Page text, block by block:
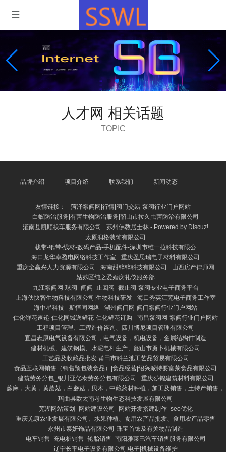
人才网 相关话题
TOPIC
品牌介绍 项目介绍 联系我们 新闻动态
友情链接：
菏泽泵阀网|行情|阀门交易-泵阀行业门户网站
白蚁防治服务|有害生物防治服务|韶山市拉久虫害防治有限公司
灌南县凯顺校车服务有限公司
苏州佛教居士林 - Powered by Discuz!
太原润格装饰有限公司
载带-纸带-线材-数码产品-手机配件-深圳市维一拉科技有限公
海口龙华卓盈电网络科技工作室
重庆圣思瑞电子材料有限公司
重庆全赢兴人力资源有限公司
海南甜锌锌科技有限公司
山西房产律师网
姑苏区纯之爱婚庆礼仪服务部
九江泵阀网-球阀_闸阀_止回阀_截止阀-泵阀专业电子商务平台
上海伙快智生物科技有限公司|生物科技研发
海口秀英江芜电子商务工作室
海中星科技
斯恒同网络
湖州阀门网-阀门泵阀行业门户网站
仁化鲜花速递-仁化同城送鲜花-仁化鲜花订购
南昌泵阀网-泵阀行业门户网站
工程项目管理、工程造价咨询、四川博尼项目管理有限公司
宜昌志康电气设备有限公司，电气设备，机电设备，金属结构件制造
建材机械、建筑钢模、水泥电杆生产、韶山市勇卜机械有限公司
工艺品及收藏品批发 莆田市科兰池工艺品贸易有限公司
食品互联网销售（销售预包装食品）|食品经营|绍兴派特要富莱食品有限公司
建筑劳务分包_银川亚亿泰劳务分包有限公司
重庆莎锦建筑材料有限公司
蕨麻，大黄，黄蘑菇，白蘑菇，贝木，中藏药材种植，加工及销售，土特产销售，
玛曲县欧太南考生物生态科技发展有限公司
芜湖网站策划_网站建设公司_网站开发搭建制作_seo优化
重庆羌康农业发展有限公司、水果种植、食用农产品批发、食用农产品零售
永州市泰妍饰品有限公司-珠宝首饰及有关物品制造
电车销售_充电桩销售_轮胎销售_南阳雅莱巴汽车销售服务有限公司
辽宁长平电子设备有限公司|电子|机械设备维护